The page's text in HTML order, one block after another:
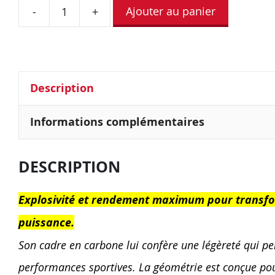
- + Ajouter au panier
Description
Informations complémentaires
DESCRIPTION
Explosivité et rendement maximum pour
puissance.
Son cadre en carbone lui confère une légèreté qui
performances sportives. La géométrie est conçue